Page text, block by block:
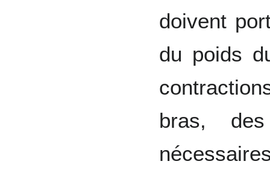
doivent
du poids
bras,